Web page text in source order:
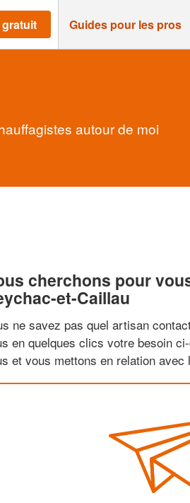
Guides pour les pros
autour de moi
cherchons pour
et-Caillau
ne savez pas quel artisan
en quelques clics votre besoin
et vous mettons en relation avec